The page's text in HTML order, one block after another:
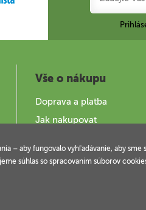
Vše o nákupu
Doprava a platba
Jak nakupovat
Podminky užití webu
– aby fungovalo vyhľadávanie, aby
súhlas so spracovaním súborov